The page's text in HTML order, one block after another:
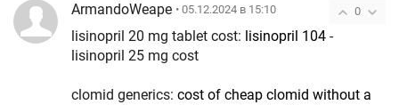
0
ArmandoWeape • 05.12.2024 в 15:10
lisinopril 20 mg tablet cost: lisinopril 104 -
lisinopril 25 mg cost
clomid generics: cost of cheap clomid without a